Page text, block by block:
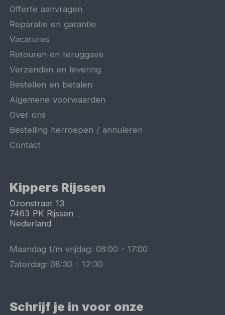
Offerte aanvragen
Reparatie en garantie
Vacatures
Retouren en teruggave
Verzenden en levering
Bestellen en betalen
Algemene voorwaarden
Over ons
Bestelling herroepen / annuleren
Contact
Kippers Rijssen
Ozonstraat 13
7463 PK Rijssen
Nederland
Maandag t/m vrijdag:08:00 -17:00
Zaterdag:08:30 -12:30
Schrijf je in voor onze